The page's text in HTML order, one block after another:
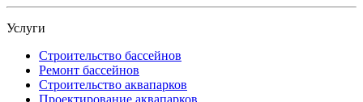
Услуги
Строительство бассейнов
Ремонт бассейнов
Строительство аквапарков